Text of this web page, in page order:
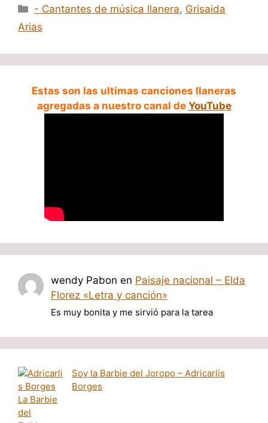
Categorías
- Cantantes de música llanera, Grisaida
Arias
Estas son las ultimas canciones llaneras
agregadas a nuestro canal de YouTube
wendy Pabon en Paisaje nacional – Elda
Florez «Letra y canción»
Es muy bonita y me sirvió para la tarea
Soy la Barbie del Joropo – Adricarlis
Borges